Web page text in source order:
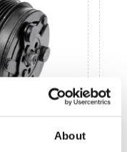
About